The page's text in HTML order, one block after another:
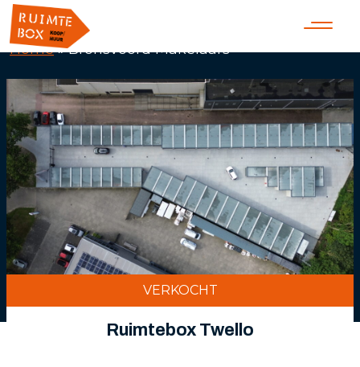
Home»Bronsvoord Makelaars
VERKOCHT
Ruimtebox Twello